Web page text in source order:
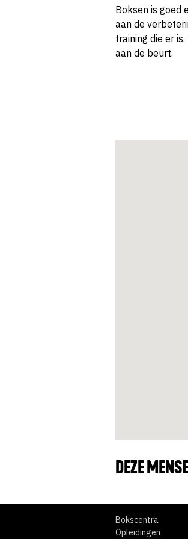
Boksen is goed
aan de
training die er
aan de beurt.
DEZE
Bokscentra
Opleidingen